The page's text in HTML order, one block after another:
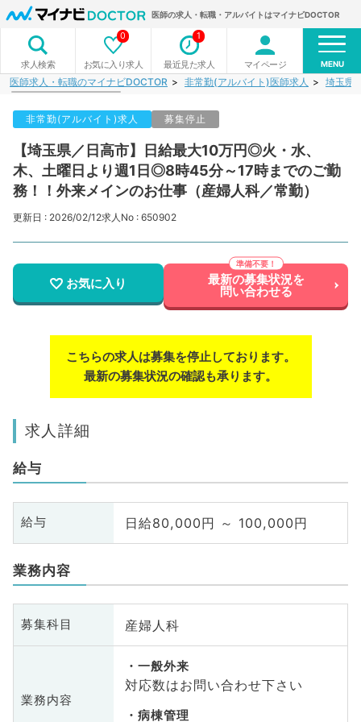
医師の求人・転職・アルバイトはマイナビDOCTOR
求人検索 お気に入り求人
0
最近見た求人
1
マイページ MENU
医師求人・転職のマイナビDOCTOR 非常勤(アルバイト)医師求人 埼玉県
非常勤(アルバイト)求人 募集停止
【埼玉県／日高市】日給最大10万円◎火・水、
木、土曜日より週1日◎8時45分～17時までのご勤
務！！外来メインのお仕事（産婦人科／常勤）
更新日 : 2026/02/12求人No : 650902
お気に入り 最新の募集状況を
問い合わせる
こちらの求人は募集を停止しております。
最新の募集状況の確認も承ります。
求人詳細
給与
給与 日給80,000円 ～ 100,000円
業務内容
募集科目 産婦人科
業務内容
一般外来
対応数はお問い合わせ下さい
病棟管理